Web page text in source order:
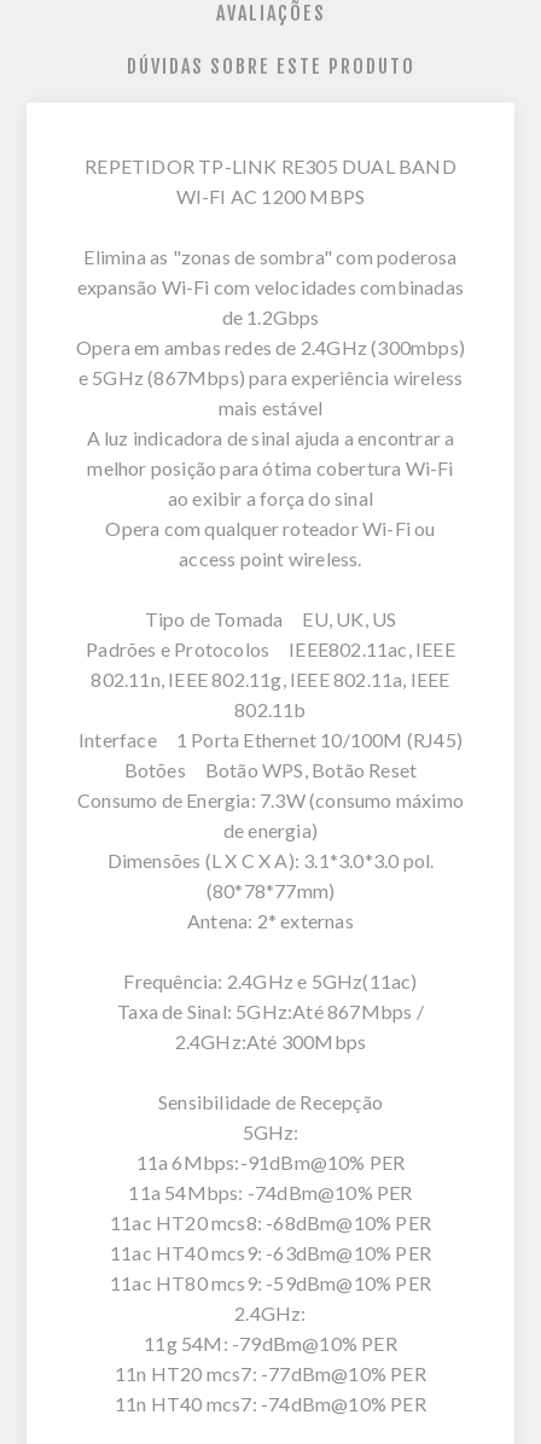
AVALIAÇÕES
DÚVIDAS SOBRE ESTE PRODUTO
REPETIDOR TP-LINK RE305 DUAL BAND
WI-FI AC 1200 MBPS
Elimina as "zonas de sombra" com poderosa
expansão Wi-Fi com velocidades combinadas
de 1.2Gbps
Opera em ambas redes de 2.4GHz (300mbps)
e 5GHz (867Mbps) para experiência wireless
mais estável
A luz indicadora de sinal ajuda a encontrar a
melhor posição para ótima cobertura Wi-Fi
ao exibir a força do sinal
Opera com qualquer roteador Wi-Fi ou
access point wireless.
Tipo de Tomada EU, UK, US
Padrões e Protocolos IEEE802.11ac, IEEE
802.11n, IEEE 802.11g, IEEE 802.11a, IEEE
802.11b
Interface 1 Porta Ethernet 10/100M (RJ45)
Botões Botão WPS, Botão Reset
Consumo de Energia: 7.3W (consumo máximo
de energia)
Dimensões (L X C X A): 3.1*3.0*3.0 pol.
(80*78*77mm)
Antena: 2* externas
Frequência: 2.4GHz e 5GHz(11ac)
Taxa de Sinal: 5GHz:Até 867Mbps /
2.4GHz:Até 300Mbps
Sensibilidade de Recepção
5GHz:
11a 6Mbps:-91dBm@10% PER
11a 54Mbps: -74dBm@10% PER
11ac HT20 mcs8: -68dBm@10% PER
11ac HT40 mcs9: -63dBm@10% PER
11ac HT80 mcs9: -59dBm@10% PER
2.4GHz:
11g 54M: -79dBm@10% PER
11n HT20 mcs7: -77dBm@10% PER
11n HT40 mcs7: -74dBm@10% PER